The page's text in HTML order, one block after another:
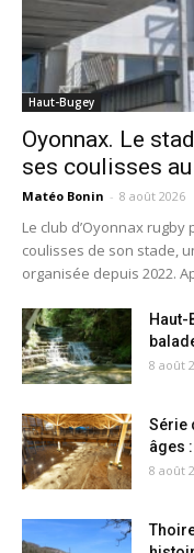
Haut-Bugey
Oyonnax. Le
ses coulisses
Matéo Bonin - 8 août 2026
Le club d’Oyonnax
coulisses de son stade,
organisée depuis 2022.
Haut-
8 août
Série
âges
8 août